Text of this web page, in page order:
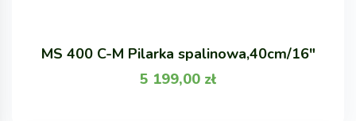
MS 400 C-M Pilarka spalinowa,40cm/16"
5 199,00 zł